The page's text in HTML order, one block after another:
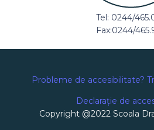
Tel: 0244/
Fax:0244/
Probleme de accesibilitate?
Declarație de
Copyright @2022 Scoala